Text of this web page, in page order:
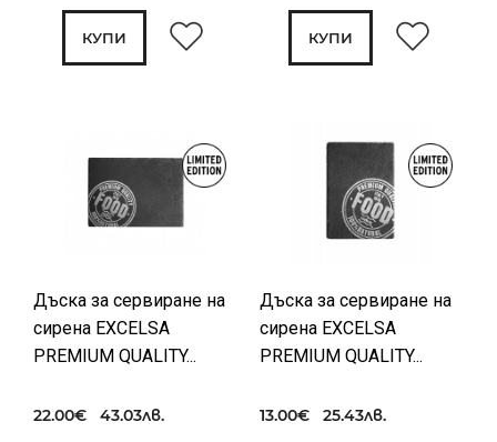
КУПИ КУПИ
Дъска за сервиране на
сирена EXCELSA
PREMIUM QUALITY...
22.00€ 43.03лв.
Дъска за сервиране на
сирена EXCELSA
PREMIUM QUALITY...
13.00€ 25.43лв.